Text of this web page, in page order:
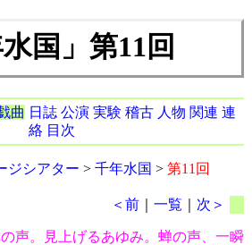
国」第11回
曲 日誌 公演 実験 稽古 人物 関連 連
絡 目次
ジシアター > 千年水国 > 第11回
＜前 ｜一覧 次＞
声。見上げるあゆみ。蝉の声、一瞬